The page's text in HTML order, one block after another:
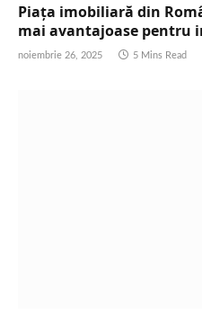
Piața imobiliară din
mai avantajoase pentru
noiembrie 26, 2025 5 Mins Read